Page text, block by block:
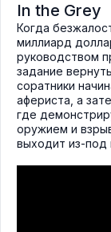
In the Grey
Когда
миллиард
руководством
задание
соратники
афериста, а
где
оружием и
выходит из-под